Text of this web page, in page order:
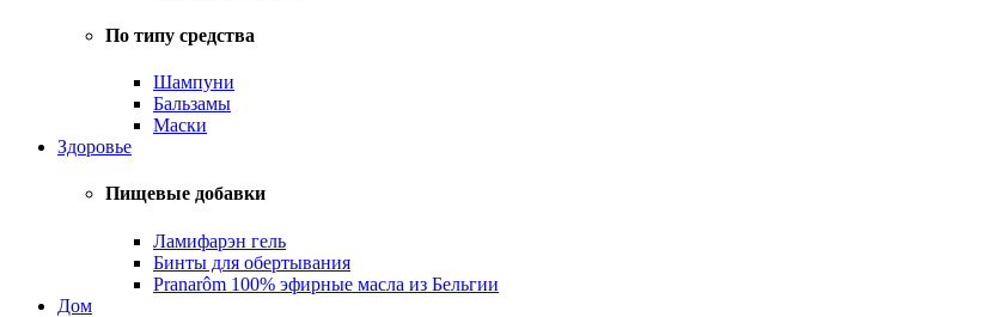
По типу средства
Шампуни
Бальзамы
Маски
Здоровье
Пищевые добавки
Ламифарэн гель
Бинты для обертывания
Pranarôm 100% эфирные масла из Бельгии
Дом